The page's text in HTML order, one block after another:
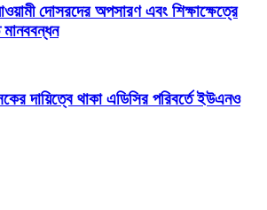
দোসরদের অপসারণ এবং শিক্ষাক্ষেত্রে
মানববন্ধন
দায়িত্বে থাকা এডিসির পরিবর্তে ইউএনও